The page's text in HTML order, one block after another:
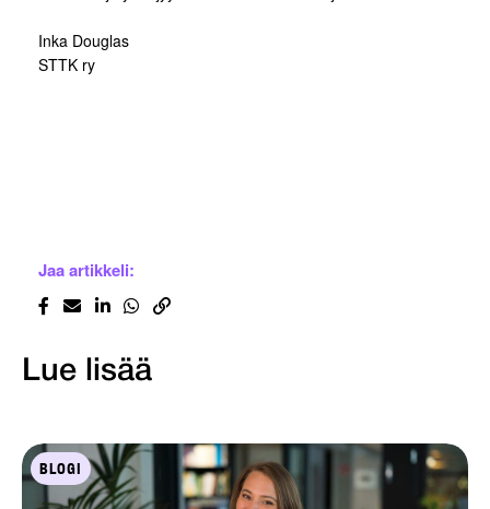
Inka Douglas
STTK ry
Jaa artikkeli:
Lue lisää
BLOGI